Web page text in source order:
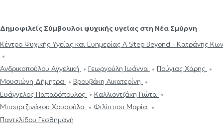
Δημοφιλείς Σύμβουλοι ψυχικής υγείας στη Νέα Σμύρνη
Κέντρο Ψυχικής Υγείας και
Ανδρικοπούλου Αγγελική Γεωργούλη Ιωάννα
Πούγιας Χάρης
Μουσιώνη Δήμητρα
Βρουβάκη Αικατερίνη
Ευάγγελος Παπαδόπουλος
Καλλιοντζάκη Γιώτα
Μπουρτζινάκου Χρυσούλα
Φιλίππου Μαρία
Παντελίδου Γεσθημανή